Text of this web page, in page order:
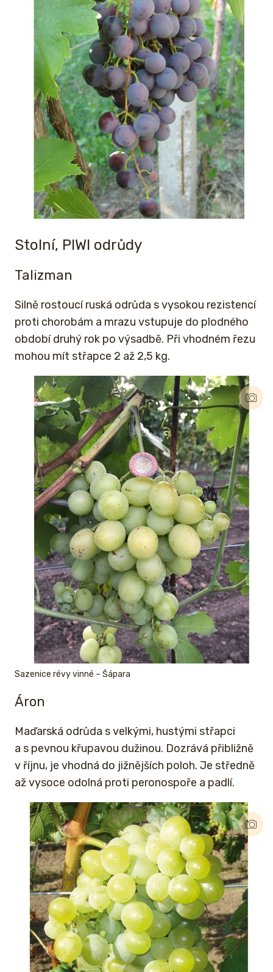
Stolní, PIWI odrůdy
Talizman
Silně rostoucí ruská odrůda s vysokou rezistencí
proti chorobám a mrazu vstupuje do plodného
období druhý rok po výsadbě. Při vhodném řezu
mohou mít střapce 2 až 2,5 kg.
Sazenice révy vinné – Šápara
Áron
Maďarská odrůda s velkými, hustými střapci
a s pevnou křupavou dužinou. Dozrává přibližně
v říjnu, je vhodná do jižnějších poloh. Je středně
až vysoce odolná proti peronospoře a padlí.